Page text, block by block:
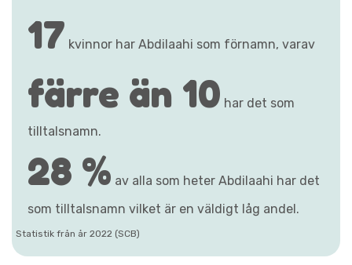
17 kvinnor har Abdilaahi som förnamn, varav
färre än 10 har det som
tilltalsnamn.
28 % av alla som heter Abdilaahi har det
som tilltalsnamn vilket är en väldigt låg andel.
Statistik från år 2022 (SCB)